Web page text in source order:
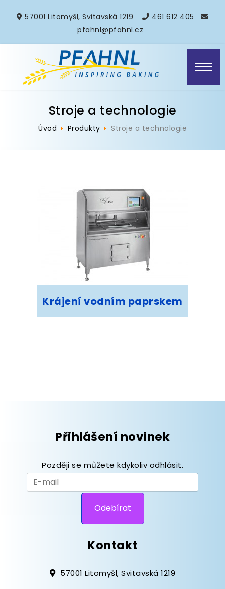
57001 Litomyšl, Svitavská 1219
461 612 405
pfahnl@pfahnl.cz
Stroje a technologie
Úvod Produkty Stroje a technologie
Krájení vodním paprskem
Přihlášení novinek
Později se můžete kdykoliv odhlásit.
Kontakt
57001 Litomyšl, Svitavská 1219